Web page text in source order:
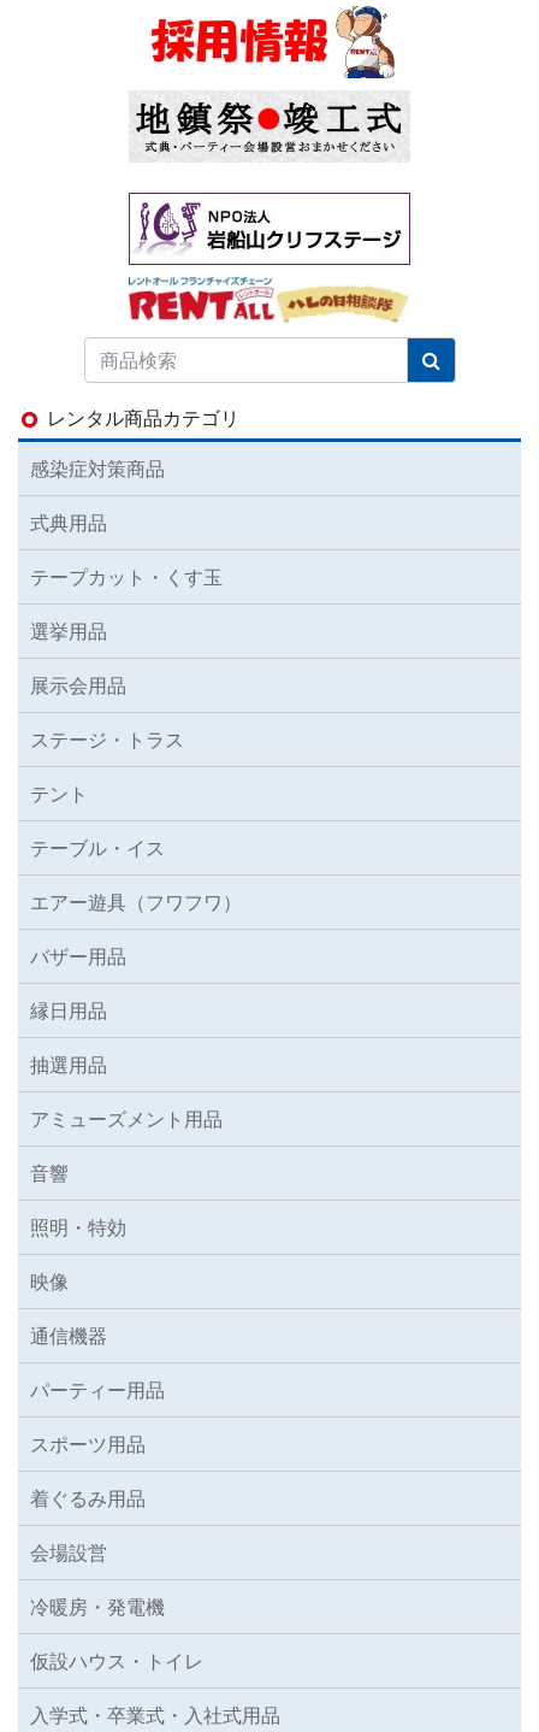
レンタル商品カテゴリ
感染症対策商品
式典用品
テープカット・くす玉
選挙用品
展示会用品
ステージ・トラス
テント
テーブル・イス
エアー遊具（フワフワ）
バザー用品
縁日用品
抽選用品
アミューズメント用品
音響
照明・特効
映像
通信機器
パーティー用品
スポーツ用品
着ぐるみ用品
会場設営
冷暖房・発電機
仮設ハウス・トイレ
入学式・卒業式・入社式用品